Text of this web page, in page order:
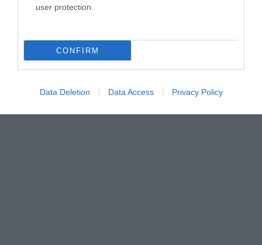
user protection.
CONFIRM
Data Deletion Data Access Privacy Policy